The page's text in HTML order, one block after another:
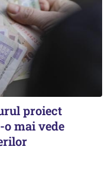
proiect
mai vede